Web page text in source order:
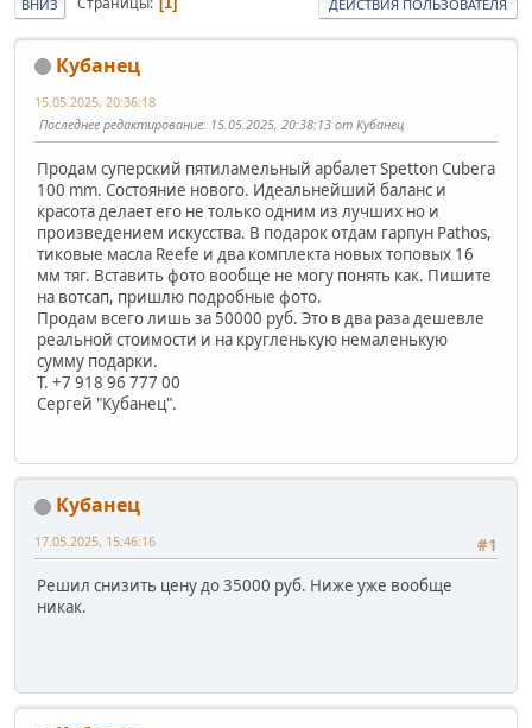
ВНИЗ ДЕЙСТВИЯ ПОЛЬЗОВАТЕЛЯ
Кубанец
15.05.2025, 20:36:18
Последнее редактирование: 15.05.2025, 20:38:13 от Кубанец
Продам суперский пятиламельный арбалет Spetton Cubera
100 mm. Состояние нового. Идеальнейший баланс и
красота делает его не только одним из лучших но и
произведением искусства. В подарок отдам гарпун Pathos,
тиковые масла Reefe и два комплекта новых топовых 16
мм тяг. Вставить фото вообще не могу понять как. Пишите
на вотсап, пришлю подробные фото.
Продам всего лишь за 50000 руб. Это в два раза дешевле
реальной стоимости и на кругленькую немаленькую
сумму подарки.
Т. +7 918 96 777 00
Сергей "Кубанец".
Кубанец
#1
17.05.2025, 15:46:16
Решил снизить цену до 35000 руб. Ниже уже вообще
никак.